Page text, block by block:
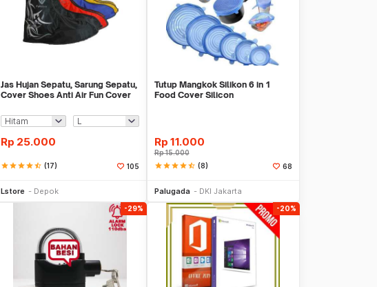
Jas Hujan Sepatu, Sarung Sepatu,
Cover Shoes Anti Air Fun Cover
Rp 25.000
starstarstarstarstar_half (17) 105
Lstore Depok
Tutup Mangkok Silikon 6 in 1
Food Cover Silicon
Rp 11.000
Rp15.000
starstarstarstarstar_half (8) 68
Palugada DKI Jakarta
-29% -20%